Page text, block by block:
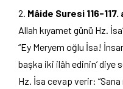
Mâide Suresi 116-
Allah kıyamet günü Hz.
“Ey Meryem oğlu İsa!
başka iki ilâh edinin’ diye
Hz. İsa cevap verir: